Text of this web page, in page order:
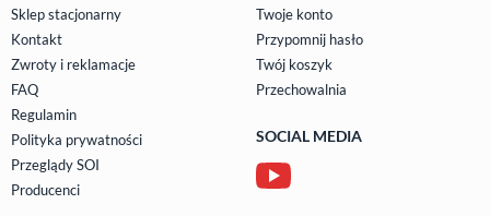
Sklep stacjonarny
Kontakt
Zwroty i reklamacje
FAQ
Regulamin
Polityka prywatności
Przeglądy SOI
Producenci
Twoje konto
Przypomnij hasło
Twój koszyk
Przechowalnia
SOCIAL MEDIA